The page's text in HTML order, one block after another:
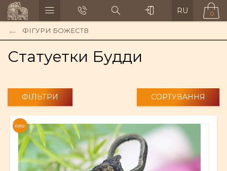
RU 0
ФІГУРИ БОЖЕСТВ
Статуетки Будди
ФІЛЬТРИ СОРТУВАННЯ
NEW